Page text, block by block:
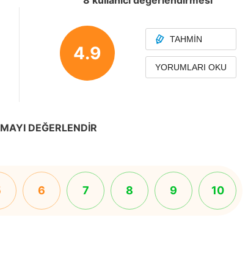
4.9
TAHMIN
YORUMLARI OKU
DEĞERLENDIR
6 7 8 9 10